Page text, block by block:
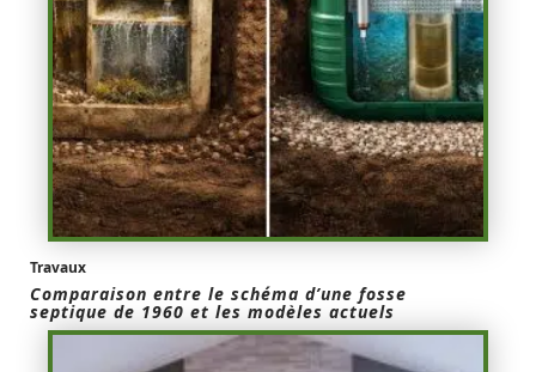
Travaux
Comparaison entre le schéma d’une fosse
septique de 1960 et les modèles actuels